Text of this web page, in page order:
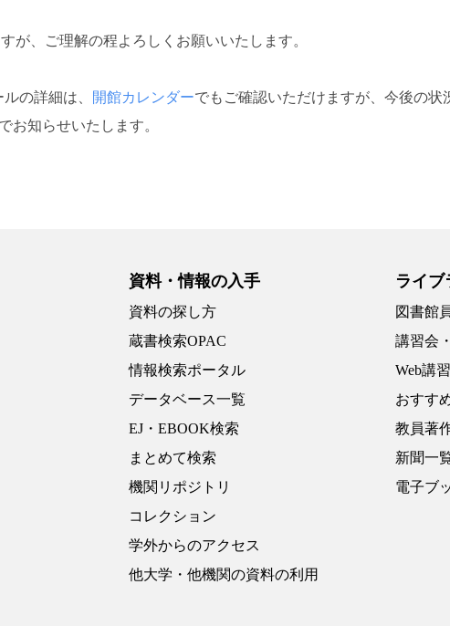
が、ご理解の程よろしくお願いいたします。
の詳細は、 開館カレンダーでもご確認いただけますが、今後の状
お知らせいたします。
資料・情報の入手
資料の探し方
蔵書検索OPAC
情報検索ポータル
データベース一覧
EJ・EBOOK検索
まとめて検索
機関リポジトリ
コレクション
学外からのアクセス
他大学・他機関の資料の利用
ライブ
図書館
講習会
Web講
おすす
教員著
新聞一
電子ブ